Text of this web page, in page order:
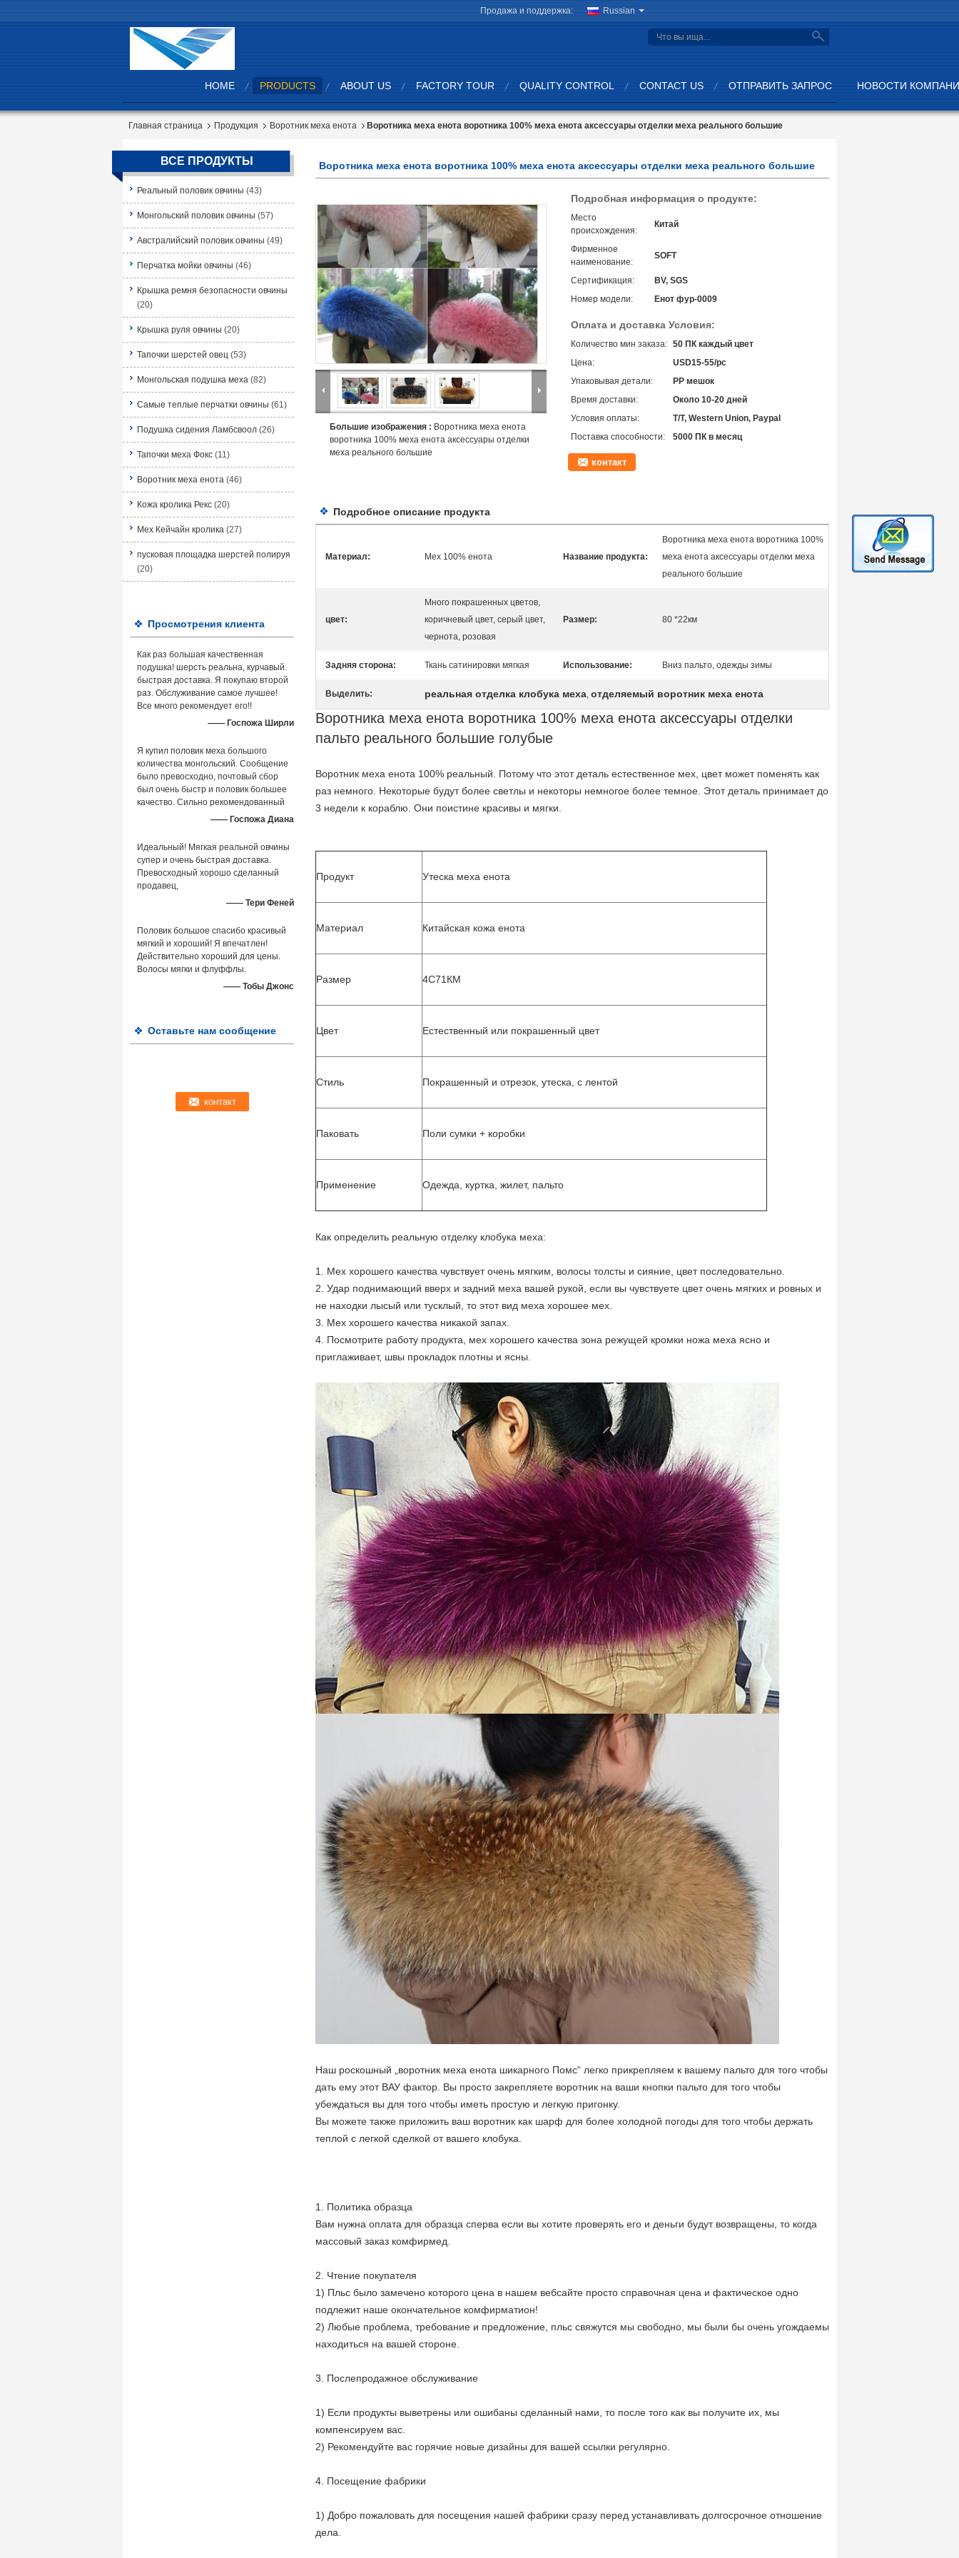
Продажа и поддержка: Russian
search
HOME PRODUCTS ABOUT US FACTORY TOUR QUALITY CONTROL CONTACT US ОТПРАВИТЬ ЗАПРОС НОВОСТИ
Главная страница Продукция Воротник меха енота Воротника меха енота воротника 100% меха енота аксессуары отделки меха реального большие
ВСЕ ПРОДУКТЫ
Реальный половик овчины (43)
Монгольский половик овчины (57)
Австралийский половик овчины (49)
Перчатка мойки овчины (46)
Крышка ремня безопасности овчины
(20)
Крышка руля овчины (20)
Тапочки шерстей овец (53)
Монгольская подушка меха (82)
Самые теплые перчатки овчины (61)
Подушка сидения Ламбсвоол (26)
Тапочки меха Фокс (11)
Воротник меха енота (46)
Кожа кролика Рекс (20)
Мех Кейчайн кролика (27)
пусковая площадка шерстей полируя
(20)
Просмотрения клиента
Как раз большая качественная
подушка! шерсть реальна, курчавый.
быстрая доставка. Я покупаю второй
раз. Обслуживание самое лучшее!
Все много рекомендует его!!
—— Госпожа Ширли
Я купил половик меха большого
количества монгольский. Сообщение
было превосходно, почтовый сбор
был очень быстр и половик большее
качество. Сильно рекомендованный
—— Госпожа Диана
Идеальный! Мягкая реальной овчины
супер и очень быстрая доставка.
Превосходный хорошо сделанный
продавец,
—— Тери Феней
Половик большое спасибо красивый
мягкий и хороший! Я впечатлен!
Действительно хороший для цены.
Волосы мягки и флуффлы.
—— Тобы Джонс
Оставьте нам сообщение
Воротника меха енота воротника 100% меха енота аксессуары отделки меха реального большие
Большие изображения : Воротника меха енота
воротника 100% меха енота аксессуары отделки
меха реального большие
Подробная информация о продукте:
Место
происхождения:
Китай
Фирменное
наименование:
SOFT
Сертификация:
BV, SGS
Номер модели:
Енот фур-0009
Оплата и доставка Условия:
Количество мин заказа: 50 ПК каждый цвет
Цена:
USD15-55/pc
Упаковывая детали:
PP мешок
Время доставки:
Около 10-20 дней
Условия оплаты:
T/T, Western Union, Paypal
Поставка способности:
5000 ПК в месяц
контакт
Подробное описание продукта
Материал: Мех 100% енота Название продукта:
Воротника меха енота воротника 100%
меха енота аксессуары отделки меха
реального большие
цвет:
Много покрашенных цветов,
коричневый цвет, серый цвет,
чернота, розовая
Размер: 80 *22км
Задняя сторона: Ткань сатинировки мягкая Использование: Вниз пальто, одежды зимы
Выделить: реальная отделка клобука меха, отделяемый воротник меха енота
Воротника меха енота воротника 100% меха енота аксессуары отделки
пальто реального большие голубые
Воротник меха енота 100% реальный. Потому что этот деталь естественное мех, цвет может поменять как
раз немного. Некоторые будут более светлы и некоторы немногое более темное. Этот деталь принимает до
3 недели к кораблю. Они поистине красивы и мягки.
Продукт Утеска меха енота
Материал Китайская кожа енота
Размер 4С71КМ
Цвет Естественный или покрашенный цвет
Стиль Покрашенный и отрезок, утеска, с лентой
Паковать Поли сумки + коробки
Применение Одежда, куртка, жилет, пальто
Как определить реальную отделку клобука меха:
1. Мех хорошего качества чувствует очень мягким, волосы толсты и сияние, цвет последовательно.
2. Удар поднимающий вверх и задний меха вашей рукой, если вы чувствуете цвет очень мягких и ровных и
не находки лысый или тусклый, то этот вид меха хорошее мех.
3. Мех хорошего качества никакой запах.
4. Посмотрите работу продукта, мех хорошего качества зона режущей кромки ножа меха ясно и
приглаживает, швы прокладок плотны и ясны.
Наш роскошный „воротник меха енота шикарного Помс“ легко прикрепляем к вашему пальто для того чтобы
дать ему этот ВАУ фактор. Вы просто закрепляете воротник на ваши кнопки пальто для того чтобы
убеждаться вы для того чтобы иметь простую и легкую пригонку.
Вы можете также приложить ваш воротник как шарф для более холодной погоды для того чтобы держать
теплой с легкой сделкой от вашего клобука.
1. Политика образца
Вам нужна оплата для образца сперва если вы хотите проверять его и деньги будут возвращены, то когда
массовый заказ комфирмед.
2. Чтение покупателя
1) Пльс было замечено которого цена в нашем вебсайте просто справочная цена и фактическое одно
подлежит наше окончательное комфирматион!
2) Любые проблема, требование и предложение, пльс свяжутся мы свободно, мы были бы очень угождаемы
находиться на вашей стороне.
3. Послепродажное обслуживание
1) Если продукты выветрены или ошибаны сделанный нами, то после того как вы получите их, мы
компенсируем вас.
2) Рекомендуйте вас горячие новые дизайны для вашей ссылки регулярно.
4. Посещение фабрики
1) Добро пожаловать для посещения нашей фабрики сразу перед устанавливать долгосрочное отношение
дела.